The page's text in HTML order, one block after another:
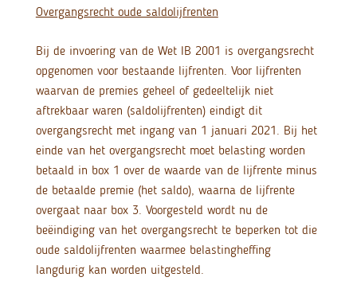
Overgangsrecht oude saldolijfrenten
Bij de invoering van de Wet IB 2001 is overgangsrecht
opgenomen voor bestaande lijfrenten. Voor lijfrenten
waarvan de premies geheel of gedeeltelijk niet
aftrekbaar waren (saldolijfrenten) eindigt dit
overgangsrecht met ingang van 1 januari 2021. Bij het
einde van het overgangsrecht moet belasting worden
betaald in box 1 over de waarde van de lijfrente minus
de betaalde premie (het saldo), waarna de lijfrente
overgaat naar box 3. Voorgesteld wordt nu de
beëindiging van het overgangsrecht te beperken tot die
oude saldolijfrenten waarmee belastingheffing
langdurig kan worden uitgesteld.